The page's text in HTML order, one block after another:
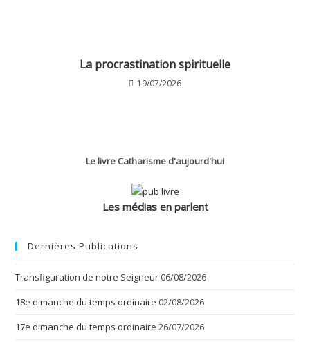
La procrastination spirituelle
19/07/2026
Le livre Catharisme d'aujourd'hui
Les médias en parlent
Dernières Publications
Transfiguration de notre Seigneur 06/08/2026
18e dimanche du temps ordinaire 02/08/2026
17e dimanche du temps ordinaire 26/07/2026